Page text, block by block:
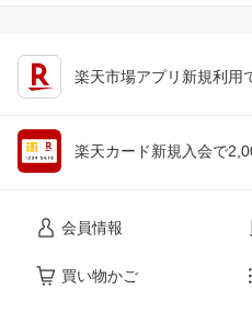
楽天市場アプリ新規利用
楽天カード新規入会で
会員情報
買い物かご